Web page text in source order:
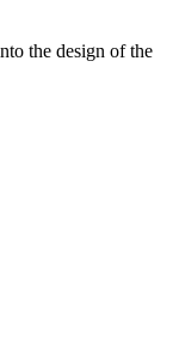
the design of the